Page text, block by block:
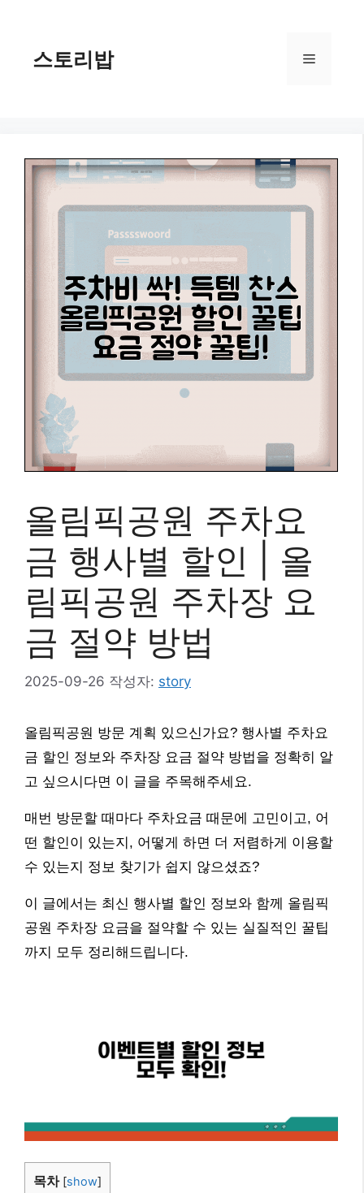
스토리밥 메
올림픽공원 주차요
금 행사별 할인 | 올
림픽공원 주차장 요
금 절약 방법
2025-09-26 작성자: story
올림픽공원 방문 계획 있으신가요? 행사별 주차요
금 할인 정보와 주차장 요금 절약 방법을 정확히 알
고 싶으시다면 이 글을 주목해주세요.
매번 방문할 때마다 주차요금 때문에 고민이고, 어
떤 할인이 있는지, 어떻게 하면 더 저렴하게 이용할
수 있는지 정보 찾기가 쉽지 않으셨죠?
이 글에서는 최신 행사별 할인 정보와 함께 올림픽
공원 주차장 요금을 절약할 수 있는 실질적인 꿀팁
까지 모두 정리해드립니다.
목차 [show]